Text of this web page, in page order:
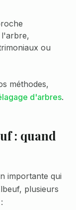
l'arbre,
ou
méthodes,
d'arbres.
: quand
importante qui
, plusieurs